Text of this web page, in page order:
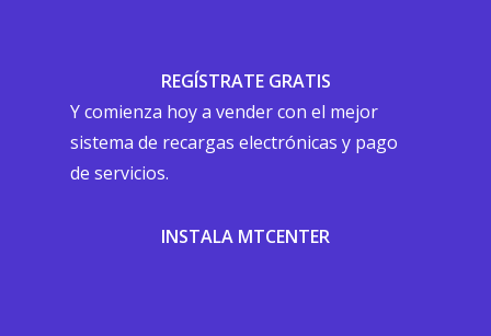
REGÍSTRATE GRATIS
Y comienza hoy a vender con el mejor
sistema de recargas electrónicas y pago
de servicios.
INSTALA MTCENTER